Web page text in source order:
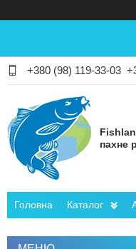
+380 (98) 119-33-03
пахне
Головна Каталог